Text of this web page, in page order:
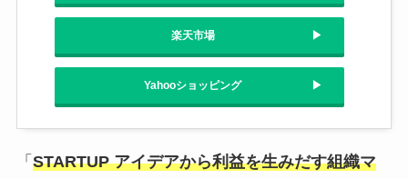
楽天市場
Yahooショッピング
「 STARTUP アイデアから利益を生みだす組織マ